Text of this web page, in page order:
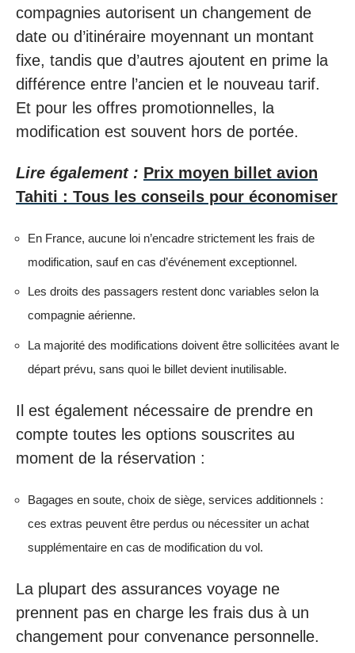
compagnies autorisent un changement de
date ou d’itinéraire moyennant un montant
fixe, tandis que d’autres ajoutent en prime la
différence entre l’ancien et le nouveau tarif.
Et pour les offres promotionnelles, la
modification est souvent hors de portée.
Lire également : Prix moyen billet avion
Tahiti : Tous les conseils pour économiser
En France, aucune loi n’encadre strictement les frais de
modification, sauf en cas d’événement exceptionnel.
Les droits des passagers restent donc variables selon la
compagnie aérienne.
La majorité des modifications doivent être sollicitées avant le
départ prévu, sans quoi le billet devient inutilisable.
Il est également nécessaire de prendre en
compte toutes les options souscrites au
moment de la réservation :
Bagages en soute, choix de siège, services additionnels :
ces extras peuvent être perdus ou nécessiter un achat
supplémentaire en cas de modification du vol.
La plupart des assurances voyage ne
prennent pas en charge les frais dus à un
changement pour convenance personnelle.